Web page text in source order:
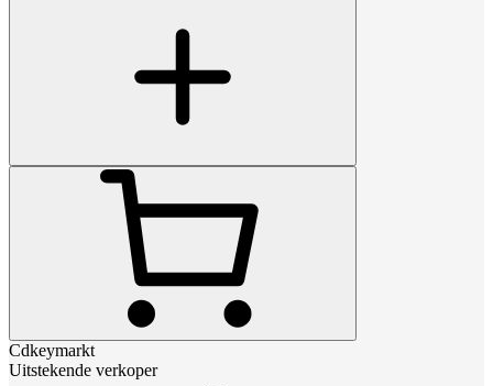
Cdkeymarkt
Uitstekende verkoper